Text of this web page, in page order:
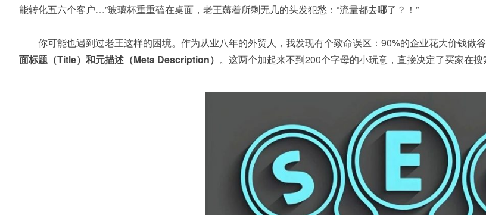
能转化五六个客户…”玻璃杯重重磕在桌面，老王薅着所剩无几的头发犯愁：“流量都去哪了？！”
你可能也遇到过老王这样的困境。作为从业八年的外贸人，我发现有个致命误区：90%的企业花大价钱
面标题（Title）和元描述（Meta Description） 。这两个加起来不到200个字母的小玩意，直接决定了买家在搜